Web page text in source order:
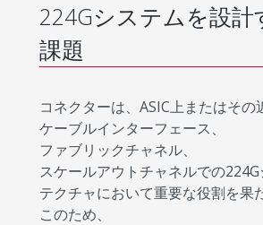
224Gシステムを設計
課題
コネクターは、ASIC上またはその
ケーブルインターフェース、
ファブリックチャネル、
スケールアウトチャネルでの
テクチャにおいて重要な役割を果
このため、